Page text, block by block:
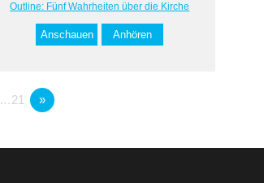
Outline: Fünf Wahrheiten über die Kirche
Anschauen Anhören
…21 »